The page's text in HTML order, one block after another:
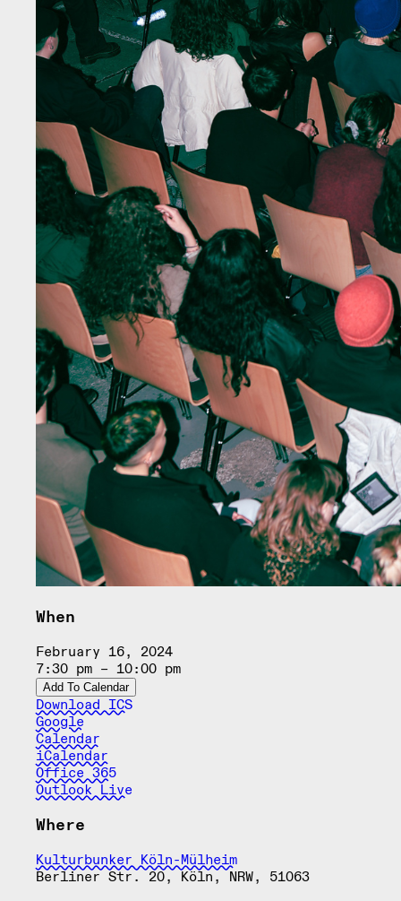
When
February 16, 2024
7:30 pm – 10:00 pm
Add To Calendar
Download ICS
Google
Calendar
iCalendar
Office 365
Outlook Live
Where
Kulturbunker Köln-Mülheim
Berliner Str. 20, Köln, NRW, 51063